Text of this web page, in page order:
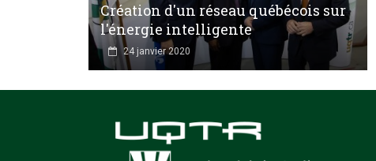
Création d'un réseau québécois sur
l'énergie intelligente
24 janvier 2020